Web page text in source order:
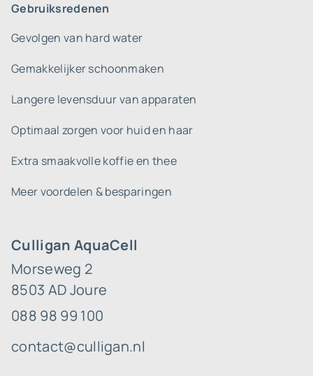
Culligan AquaCell
Morseweg 2
8503 AD Joure
088 98 99 100
contact@culligan.nl
Gebruiksredenen
Gevolgen van hard water
Gemakkelijker schoonmaken
Langere levensduur van apparaten
Optimaal zorgen voor huid en haar
Extra smaakvolle koffie en thee
Meer voordelen & besparingen